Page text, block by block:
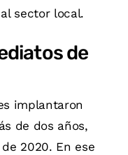
sector local.
de
implantaron
de dos años,
2020. En ese